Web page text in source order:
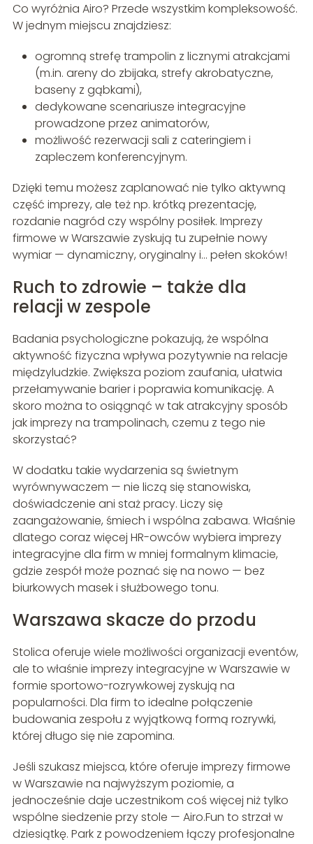
Co wyróżnia Airo? Przede wszystkim kompleksowość.
W jednym miejscu znajdziesz:
ogromną strefę trampolin z licznymi atrakcjami
(m.in. areny do zbijaka, strefy akrobatyczne,
baseny z gąbkami),
dedykowane scenariusze integracyjne
prowadzone przez animatorów,
możliwość rezerwacji sali z cateringiem i
zapleczem konferencyjnym.
Dzięki temu możesz zaplanować nie tylko aktywną
część imprezy, ale też np. krótką prezentację,
rozdanie nagród czy wspólny posiłek. Imprezy
firmowe w Warszawie zyskują tu zupełnie nowy
wymiar — dynamiczny, oryginalny i… pełen skoków!
Ruch to zdrowie – także dla
relacji w zespole
Badania psychologiczne pokazują, że wspólna
aktywność fizyczna wpływa pozytywnie na relacje
międzyludzkie. Zwiększa poziom zaufania, ułatwia
przełamywanie barier i poprawia komunikację. A
skoro można to osiągnąć w tak atrakcyjny sposób
jak imprezy na trampolinach, czemu z tego nie
skorzystać?
W dodatku takie wydarzenia są świetnym
wyrównywaczem — nie liczą się stanowiska,
doświadczenie ani staż pracy. Liczy się
zaangażowanie, śmiech i wspólna zabawa. Właśnie
dlatego coraz więcej HR-owców wybiera imprezy
integracyjne dla firm w mniej formalnym klimacie,
gdzie zespół może poznać się na nowo — bez
biurkowych masek i służbowego tonu.
Warszawa skacze do przodu
Stolica oferuje wiele możliwości organizacji eventów,
ale to właśnie imprezy integracyjne w Warszawie w
formie sportowo-rozrywkowej zyskują na
popularności. Dla firm to idealne połączenie
budowania zespołu z wyjątkową formą rozrywki,
której długo się nie zapomina.
Jeśli szukasz miejsca, które oferuje imprezy firmowe
w Warszawie na najwyższym poziomie, a
jednocześnie daje uczestnikom coś więcej niż tylko
wspólne siedzenie przy stole — Airo.Fun to strzał w
dziesiątkę. Park z powodzeniem łączy profesjonalne